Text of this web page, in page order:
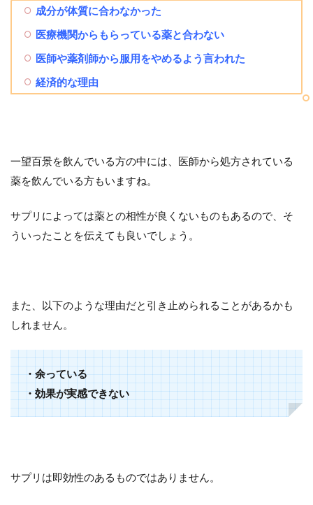
成分が体質に合わなかった
医療機関からもらっている薬と合わない
医師や薬剤師から服用をやめるよう言われた
経済的な理由
一望百景を飲んでいる方の中には、医師から処方されている
薬を飲んでいる方もいますね。
サプリによっては薬との相性が良くないものもあるので、そ
ういったことを伝えても良いでしょう。
また、以下のような理由だと引き止められることがあるかも
しれません。
・余っている
・効果が実感できない
サプリは即効性のあるものではありません。